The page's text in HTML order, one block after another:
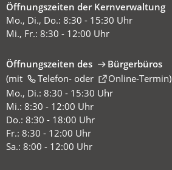
Öffnungszeiten der Kernverwaltung
Mo., Di., Do.: 8:30 - 15:30 Uhr
Mi., Fr.: 8:30 - 12:00 Uhr
Öffnungszeiten des
Bürgerbüros
(mit
Telefon-oder Online-Termin
(Öffnet
in
einem
neuen
Tab)
)
Mo., Di.: 8:30 - 15:30 Uhr
Mi.: 8:30 - 12:00 Uhr
Do.: 8:30 - 18:00 Uhr
Fr.: 8:30 - 12:00 Uhr
Sa.: 8:00 - 12:00 Uhr